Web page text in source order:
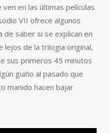
en las últimas películas
VII ofrece algunos
de saber si se explican en
de la trilogia original,
sus primeros 45 minutos
guiño al pasado que
manido hacen bajar